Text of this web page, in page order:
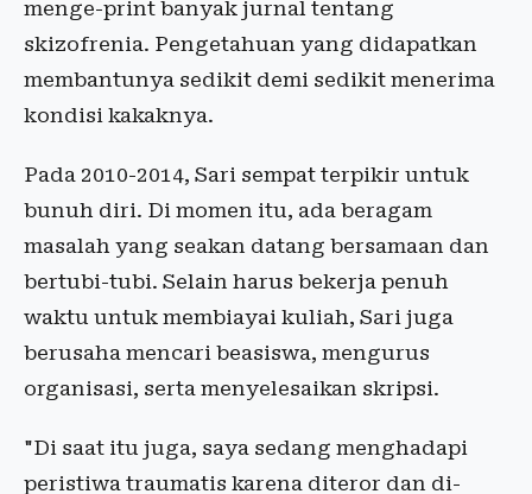
menge-print banyak jurnal tentang
skizofrenia. Pengetahuan yang didapatkan
membantunya sedikit demi sedikit menerima
kondisi kakaknya.
Pada 2010-2014, Sari sempat terpikir untuk
bunuh diri. Di momen itu, ada beragam
masalah yang seakan datang bersamaan dan
bertubi-tubi. Selain harus bekerja penuh
waktu untuk membiayai kuliah, Sari juga
berusaha mencari beasiswa, mengurus
organisasi, serta menyelesaikan skripsi.
"Di saat itu juga, saya sedang menghadapi
peristiwa traumatis karena diteror dan di-